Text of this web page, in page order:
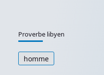
Proverbe libyen
homme